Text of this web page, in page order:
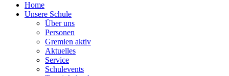
Home
Unsere Schule
Über uns
Personen
Gremien aktiv
Aktuelles
Service
Schulevents